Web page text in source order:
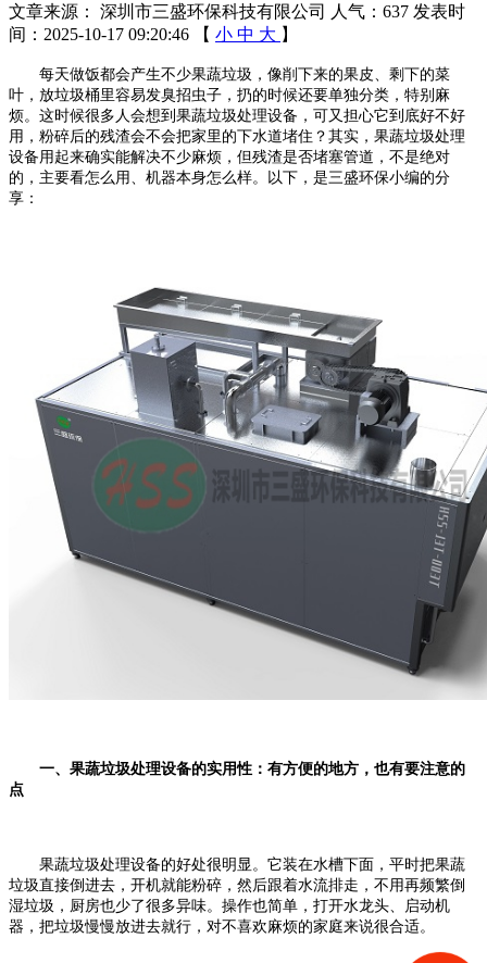
文章来源： 深圳市三盛环保科技有限公司 人气：637 发表时
间：2025-10-17 09:20:46
【 小 中 大 】
每天做饭都会产生不少果蔬垃圾，像削下来的果皮、剩下的菜
叶，放垃圾桶里容易发臭招虫子，扔的时候还要单独分类，特别麻
烦。这时候很多人会想到果蔬垃圾处理设备，可又担心它到底好不好
用，粉碎后的残渣会不会把家里的下水道堵住？其实，果蔬垃圾处理
设备用起来确实能解决不少麻烦，但残渣是否堵塞管道，不是绝对
的，主要看怎么用、机器本身怎么样。以下，是三盛环保小编的分
享：
一、果蔬垃圾处理设备的实用性：有方便的地方，也有要注意的
点
果蔬垃圾处理设备的好处很明显。它装在水槽下面，平时把果蔬
垃圾直接倒进去，开机就能粉碎，然后跟着水流排走，不用再频繁倒
湿垃圾，厨房也少了很多异味。操作也简单，打开水龙头、启动机
器，把垃圾慢慢放进去就行，对不喜欢麻烦的家庭来说很合适。